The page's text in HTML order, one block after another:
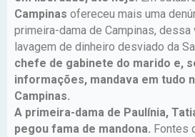
Campinas ofereceu mais uma
primeira-dama de Campinas,
lavagem de dinheiro desviado da
chefe de gabinete do marido e,
informações, mandava em tudo
Campinas.
A primeira-dama de Paulínia,
pegou fama de mandona. Fontes